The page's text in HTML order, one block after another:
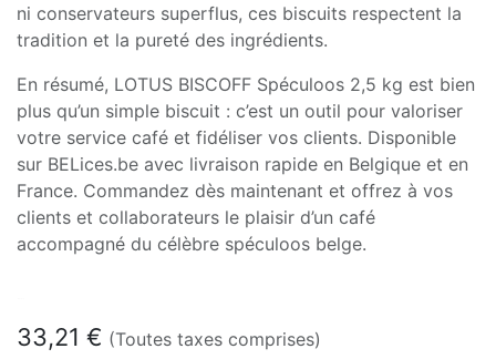
ni conservateurs superflus, ces biscuits respectent la
tradition et la pureté des ingrédients.
En résumé, LOTUS BISCOFF Spéculoos 2,5 kg est bien
plus qu’un simple biscuit : c’est un outil pour valoriser
votre service café et fidéliser vos clients. Disponible
sur BELices.be avec livraison rapide en Belgique et en
France. Commandez dès maintenant et offrez à vos
clients et collaborateurs le plaisir d’un café
accompagné du célèbre spéculoos belge.
33,21 € (Toutes taxes comprises)